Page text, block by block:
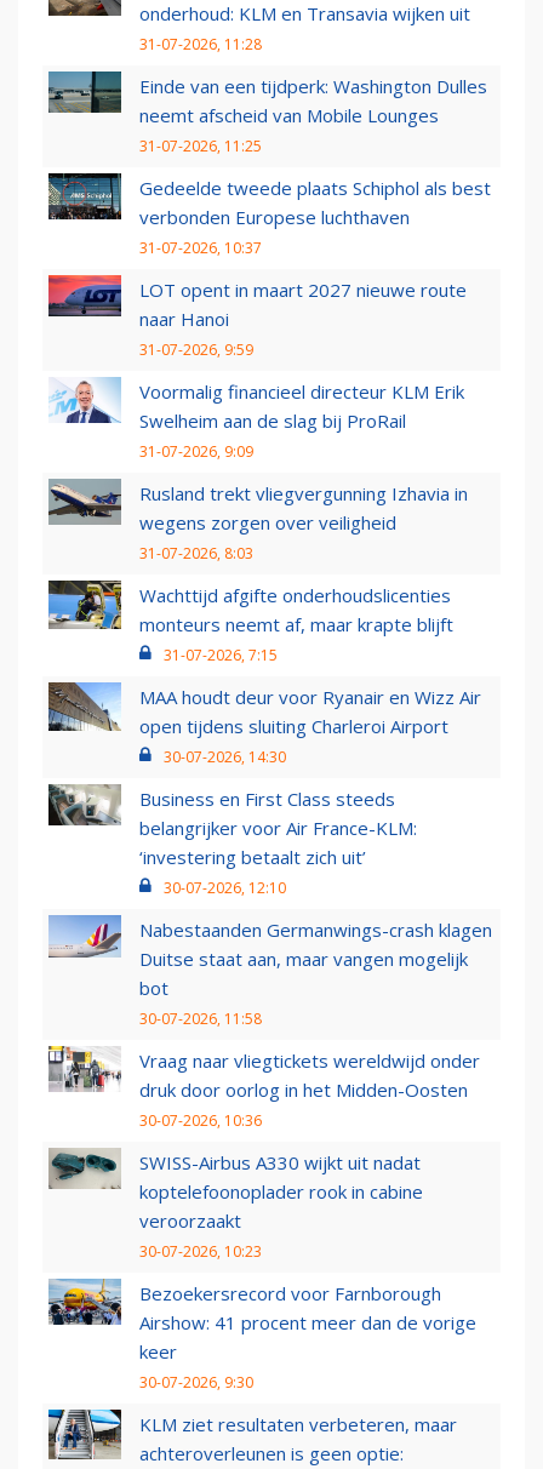
onderhoud: KLM en Transavia wijken uit
31-07-2026, 11:28
Einde van een tijdperk: Washington Dulles
neemt afscheid van Mobile Lounges
31-07-2026, 11:25
Gedeelde tweede plaats Schiphol als best
verbonden Europese luchthaven
31-07-2026, 10:37
LOT opent in maart 2027 nieuwe route
naar Hanoi
31-07-2026, 9:59
Voormalig financieel directeur KLM Erik
Swelheim aan de slag bij ProRail
31-07-2026, 9:09
Rusland trekt vliegvergunning Izhavia in
wegens zorgen over veiligheid
31-07-2026, 8:03
Wachttijd afgifte onderhoudslicenties
monteurs neemt af, maar krapte blijft
31-07-2026, 7:15
MAA houdt deur voor Ryanair en Wizz Air
open tijdens sluiting Charleroi Airport
30-07-2026, 14:30
Business en First Class steeds
belangrijker voor Air France-KLM:
‘investering betaalt zich uit’
30-07-2026, 12:10
Nabestaanden Germanwings-crash klagen
Duitse staat aan, maar vangen mogelijk
bot
30-07-2026, 11:58
Vraag naar vliegtickets wereldwijd onder
druk door oorlog in het Midden-Oosten
30-07-2026, 10:36
SWISS-Airbus A330 wijkt uit nadat
koptelefoonoplader rook in cabine
veroorzaakt
30-07-2026, 10:23
Bezoekersrecord voor Farnborough
Airshow: 41 procent meer dan de vorige
keer
30-07-2026, 9:30
KLM ziet resultaten verbeteren, maar
achteroverleunen is geen optie: